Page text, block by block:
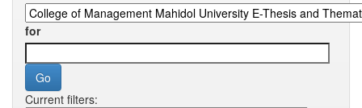
for
Current filters: